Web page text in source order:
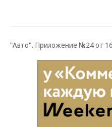
"Авто". Приложение №24 от